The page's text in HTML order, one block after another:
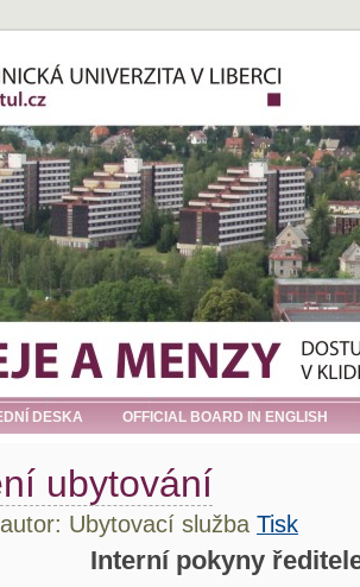
DESKA OFFICIAL BOARD IN ENGLISH
ubytování
Ubytovací služba Tisk
Interní pokyny